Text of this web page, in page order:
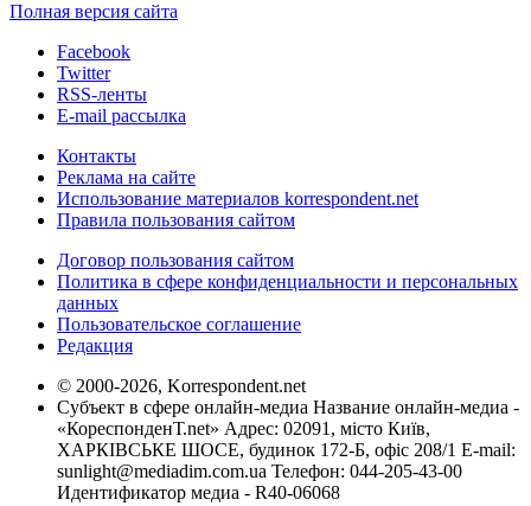
Полная версия сайта
Facebook
Twitter
RSS-ленты
E-mail рассылка
Контакты
Реклама на сайте
Использование материалов korrespondent.net
Правила пользования сайтом
Договор пользования сайтом
Политика в сфере конфиденциальности и персональных
данных
Пользовательское соглашение
Редакция
© 2000-2026, Korrespondent.net
Субъект в сфере онлайн-медиа Название онлайн-медиа -
«КореспонденТ.net» Адрес: 02091, місто Київ,
ХАРКІВСЬКЕ ШОСЕ, будинок 172-Б, офіс 208/1 E-mail:
sunlight@mediadim.com.ua Телефон: 044-205-43-00
Идентификатор медиа - R40-06068